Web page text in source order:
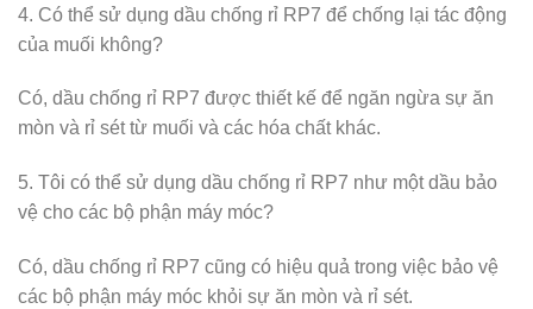
4. Có thể sử dụng dầu chống rỉ RP7 để chống lại tác động
của muối không?
Có, dầu chống rỉ RP7 được thiết kế để ngăn ngừa sự ăn
mòn và rỉ sét từ muối và các hóa chất khác.
5. Tôi có thể sử dụng dầu chống rỉ RP7 như một dầu bảo
vệ cho các bộ phận máy móc?
Có, dầu chống rỉ RP7 cũng có hiệu quả trong việc bảo vệ
các bộ phận máy móc khỏi sự ăn mòn và rỉ sét.